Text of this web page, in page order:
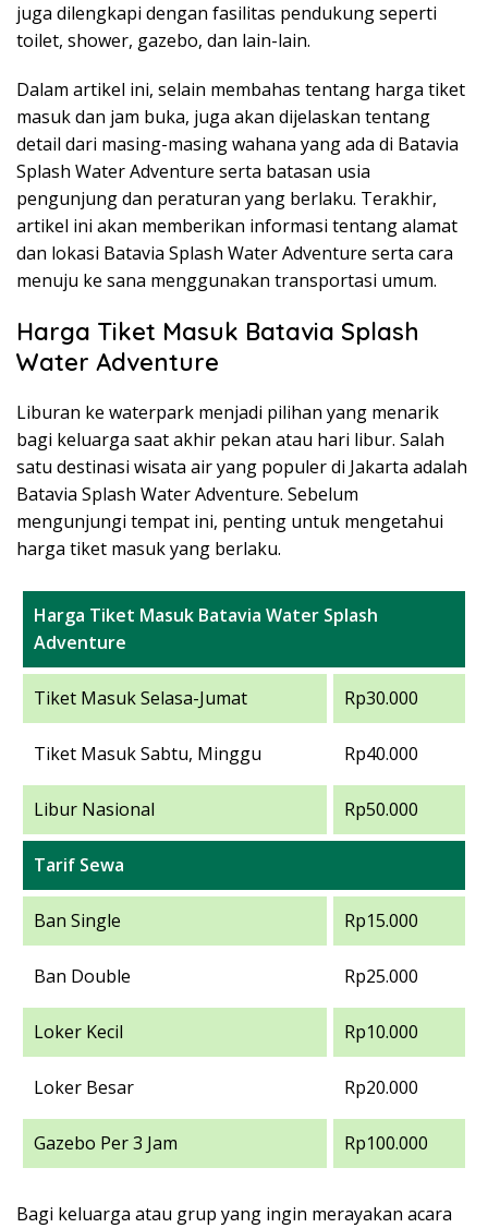
juga dilengkapi dengan fasilitas pendukung seperti
toilet, shower, gazebo, dan lain-lain.
Dalam artikel ini, selain membahas tentang harga tiket
masuk dan jam buka, juga akan dijelaskan tentang
detail dari masing-masing wahana yang ada di Batavia
Splash Water Adventure serta batasan usia
pengunjung dan peraturan yang berlaku. Terakhir,
artikel ini akan memberikan informasi tentang alamat
dan lokasi Batavia Splash Water Adventure serta cara
menuju ke sana menggunakan transportasi umum.
Harga Tiket Masuk Batavia Splash
Water Adventure
Liburan ke waterpark menjadi pilihan yang menarik
bagi keluarga saat akhir pekan atau hari libur. Salah
satu destinasi wisata air yang populer di Jakarta adalah
Batavia Splash Water Adventure. Sebelum
mengunjungi tempat ini, penting untuk mengetahui
harga tiket masuk yang berlaku.
Harga Tiket Masuk Batavia Water Splash
Adventure
Tiket Masuk Selasa-Jumat Rp30.000
Tiket Masuk Sabtu, Minggu Rp40.000
Libur Nasional Rp50.000
Tarif Sewa
Ban Single Rp15.000
Ban Double Rp25.000
Loker Kecil Rp10.000
Loker Besar Rp20.000
Gazebo Per 3 Jam Rp100.000
Bagi keluarga atau grup yang ingin merayakan acara